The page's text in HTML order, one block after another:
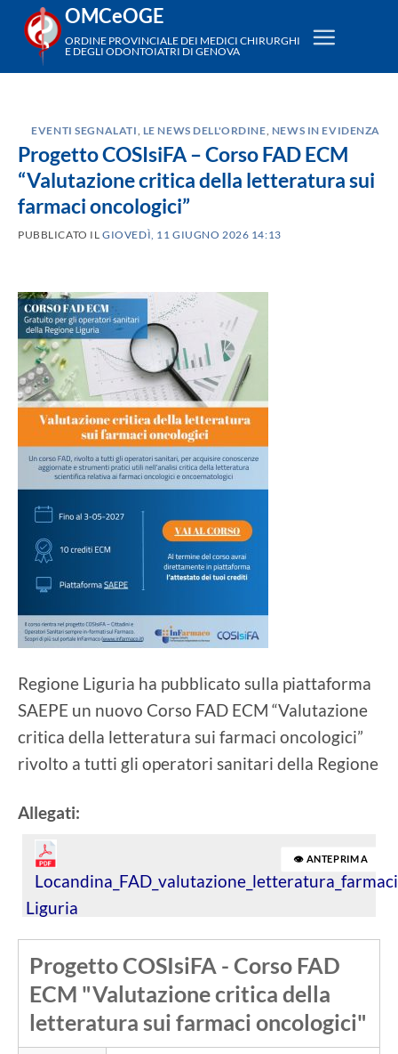
Salta
contenuti
OMCeOGE
ORDINE PROVINCIALE DEI MEDICI CHIRURGHI
E DEGLI ODONTOIATRI DI GENOVA
EVENTI SEGNALATI LE NEWS DELL'ORDINE NEWS IN EVIDENZA
Progetto COSIsiFA – Corso FAD ECM
“Valutazione critica della letteratura sui
farmaci oncologici”
PUBBLICATO ILGIOVEDÌ, 11 GIUGNO 2026 14:13
Regione Liguria ha pubblicato sulla piattaforma
SAEPE un nuovo Corso FAD ECM “Valutazione
critica della letteratura sui farmaci oncologici”
rivolto a tutti gli operatori sanitari della Regione
Allegati:
👁 ANTEPRIMA
Liguria
Progetto COSIsiFA - Corso FAD
ECM "Valutazione critica della
letteratura sui farmaci oncologici"